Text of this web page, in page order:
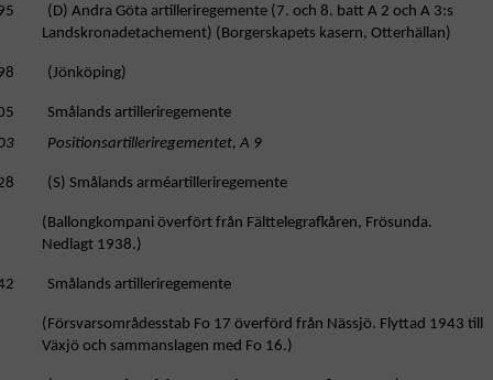
(D) Andra Göta artilleriregemente (7. och 8. batt A 2 och A 3:s
Landskronadetachement) (Borgerskapets kasern, Otterhällan)
(Jönköping)
Smålands artilleriregemente
Positionsartilleriregementet, A 9
(S) Smålands arméartilleriregemente
överfört från Fälttelegrafkåren, Frösunda.
Nedlagt 1938.)
Smålands artilleriregemente
Fo 17 överförd från Nässjö. Flyttad 1943 till
Växjö och sammanslagen med Fo 16.)